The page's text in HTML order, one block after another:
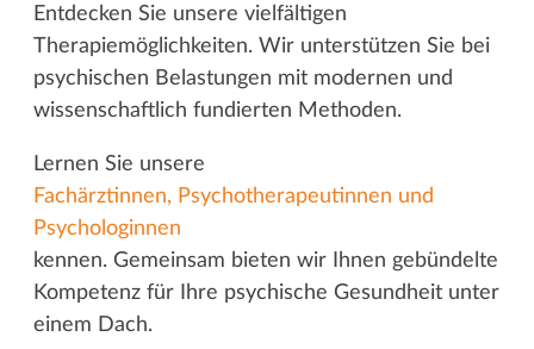
Entdecken Sie unsere vielfältigen
Therapiemöglichkeiten. Wir unterstützen Sie bei
psychischen Belastungen mit modernen und
wissenschaftlich fundierten Methoden.
Lernen Sie unsere
Fachärztinnen, Psychotherapeutinnen und
Psychologinnen
kennen. Gemeinsam bieten wir Ihnen gebündelte
Kompetenz für Ihre psychische Gesundheit unter
einem Dach.